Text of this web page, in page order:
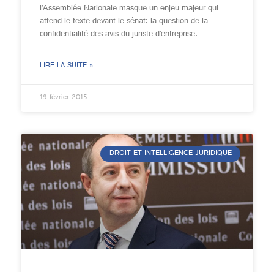
l’Assemblée Nationale masque un enjeu majeur qui
attend le texte devant le sénat: la question de la
confidentialité des avis du juriste d’entreprise.
LIRE LA SUITE »
19 février 2015
DROIT ET INTELLIGENCE JURIDIQUE